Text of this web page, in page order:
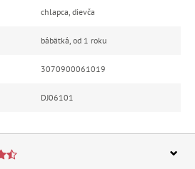
chlapca, dievča
bábätká, od 1 roku
3070900061019
DJ06101